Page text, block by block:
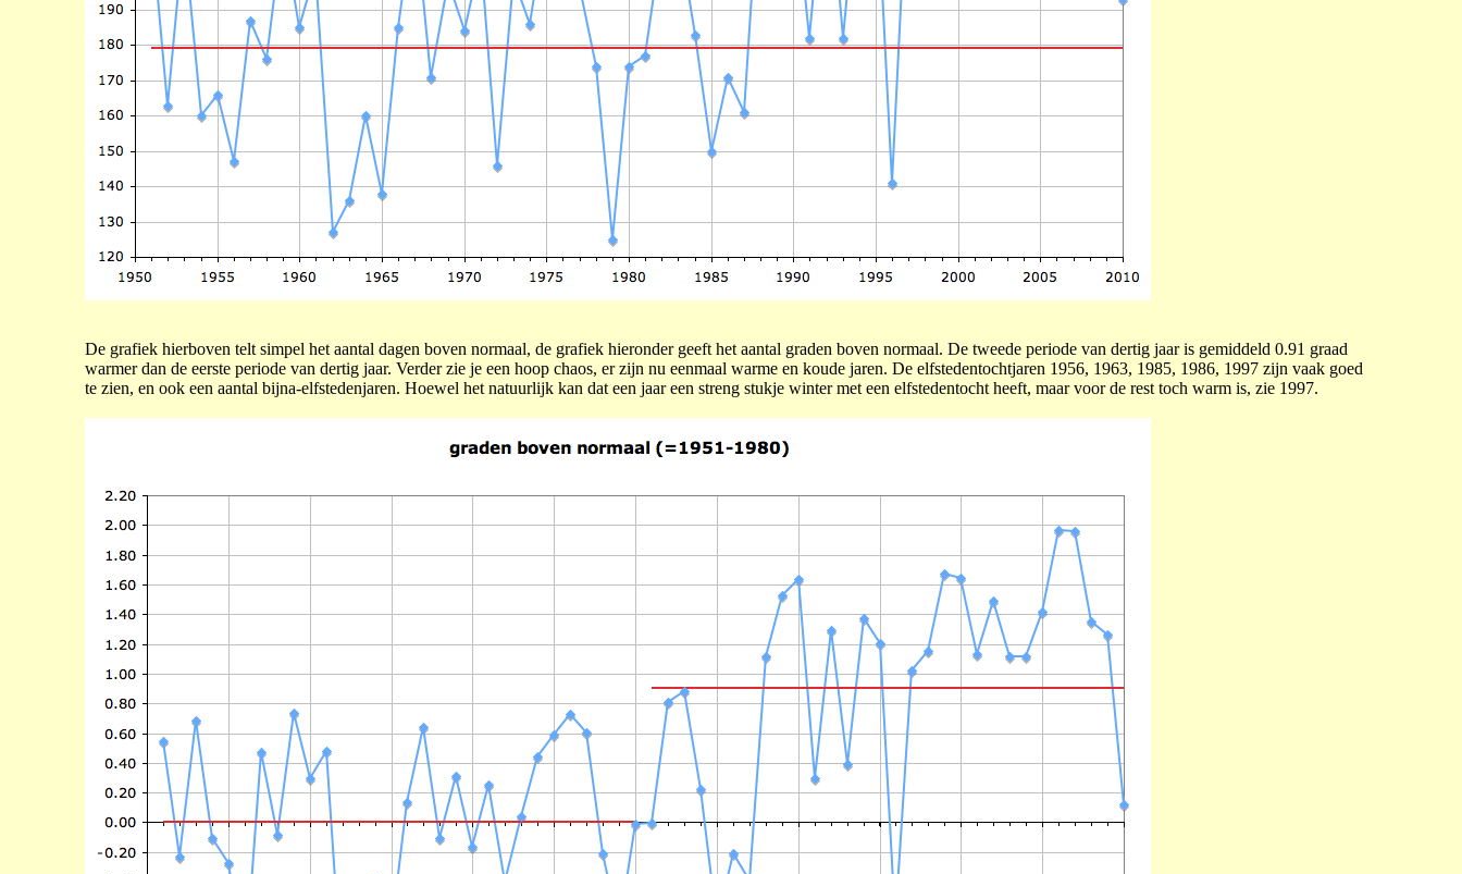
De grafiek hierboven telt simpel het aantal dagen boven normaal, de grafiek hieronder geeft het aantal graden boven normaal. De tweede periode van dertig jaar is gemiddeld 0.91 graad
warmer dan de eerste periode van dertig jaar. Verder zie je een hoop chaos, er zijn nu eenmaal warme en koude jaren. De elfstedentochtjaren 1956, 1963, 1985, 1986, 1997 zijn vaak goed
te zien, en ook een aantal bijna-elfstedenjaren. Hoewel het natuurlijk kan dat een jaar een streng stukje winter met een elfstedentocht heeft, maar voor de rest toch warm is, zie 1997.